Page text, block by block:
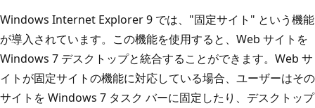
Windows Internet Explorer 9 では、"固定サイト" という機能
が導入されています。この機能を使用すると、Web サイトを
Windows 7 デスクトップと統合することができます。Web サ
イトが固定サイトの機能に対応している場合、ユーザーはその
サイトを Windows 7 タスク バーに固定したり、デスクトップ